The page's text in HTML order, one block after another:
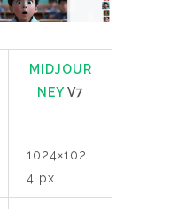
MIDJOUR
NEYV7
1024×102
4 px